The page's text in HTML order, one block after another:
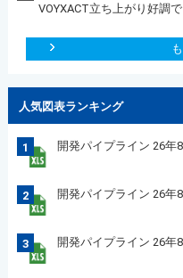
VOYXACT立ち上がり好調で
人気図表ランキング
1 開発パイプライン 26年
2 開発パイプライン 26年
3 開発パイプライン 26年